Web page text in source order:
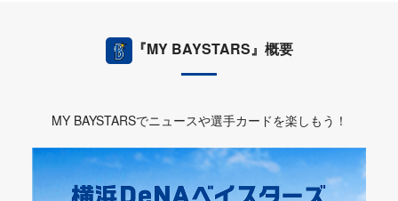
『MY BAYSTARS』概要
MY BAYSTARSでニュースや選手カードを楽しもう！